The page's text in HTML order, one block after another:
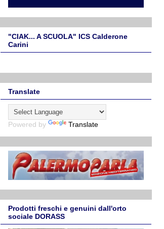
"CIAK... A SCUOLA" ICS Calderone
Carini
Translate
Powered by Translate
Prodotti freschi e genuini dall'orto
sociale DORASS